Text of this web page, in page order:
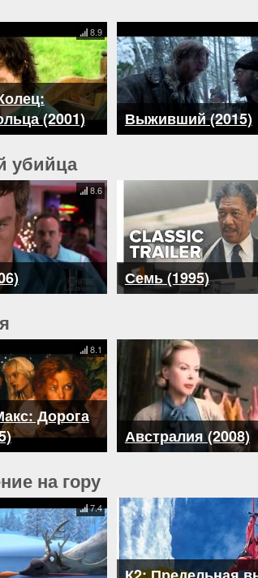
(2001)
8.9
Выживший (2015)
убийца
8.6
Семь (1995)
Дорога
8.1
Австралия (2008)
на гору
7.4